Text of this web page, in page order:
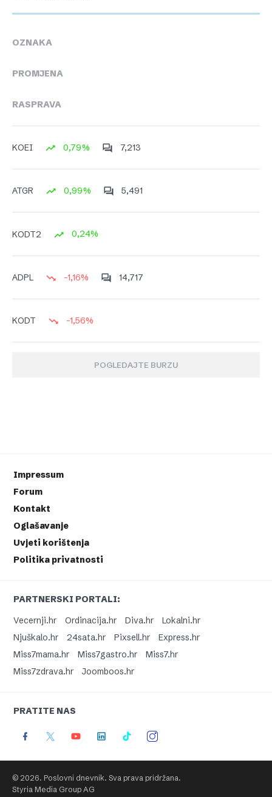
OZNAKA
PROMJENA
RASPRAVA
KOEI 0,79% 7,213
ATGR 0,99% 5,491
KODT2 0,24%
ADPL -1,16% 14,717
KODT -1,56%
POGLEDAJTE BURZU
Impressum
Forum
Kontakt
Oglašavanje
Uvjeti korištenja
Politika privatnosti
PARTNERSKI PORTALI:
Vecernji.hr
Ordinacija.hr Diva.hr
Lokalni.hr
Njuškalo.hr
24sata.hr Pixsell.hr
Express.hr
Miss7mama.hr
Miss7gastro.hr
Miss7.hr
Miss7zdrava.hr
Joomboos.hr
PRATITE NAS
© 2026. Poslovni dnevnik. Sva prava pridržana.
Styria Media Group AG